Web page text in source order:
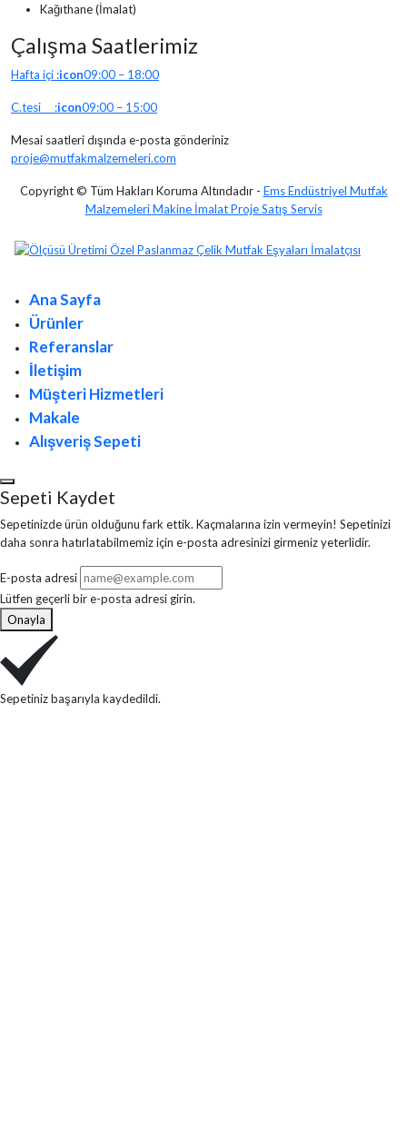
Kağıthane (İmalat)
Çalışma Saatlerimiz
Hafta içi :icon09:00 – 18:00
C.tesi :icon09:00 – 15:00
Mesai saatleri dışında e-posta gönderiniz
proje@mutfakmalzemeleri.com
Copyright © Tüm Hakları Koruma Altındadır - Ems Endüstriyel Mutfak
Malzemeleri Makine İmalat Proje Satış Servis
Ana Sayfa
Ürünler
Referanslar
İletişim
Müşteri Hizmetleri
Makale
Alışveriş Sepeti
Sepeti Kaydet
Sepetinizde ürün olduğunu fark ettik. Kaçmalarına izin vermeyin! Sepetinizi
daha sonra hatırlatabilmemiz için e-posta adresinizi girmeniz yeterlidir.
E-posta adresi
Lütfen geçerli bir e-posta adresi girin.
Onayla
Sepetiniz başarıyla kaydedildi.